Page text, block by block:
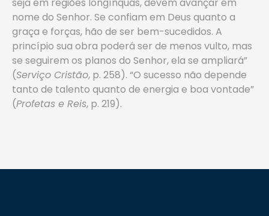
nome do Senhor. Se confiam em Deus quanto a
graça e forças, hão de ser bem-sucedidos. A
princípio sua obra poderá ser de menos vulto, mas
se seguirem os planos do Senhor, ela se ampliará”
(Serviço Cristão, p. 258). “O sucesso não depende
tanto de talento quanto de energia e boa vontade”
(Profetas e Reis, p. 219).